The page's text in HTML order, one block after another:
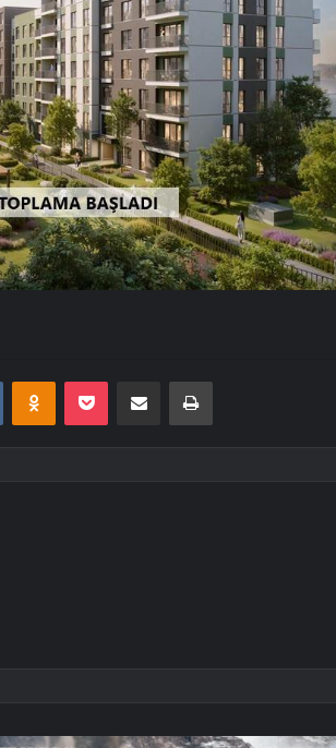
VKontakteOdnoklassniki
Pocket E-Posta ile paylaş Yazdır